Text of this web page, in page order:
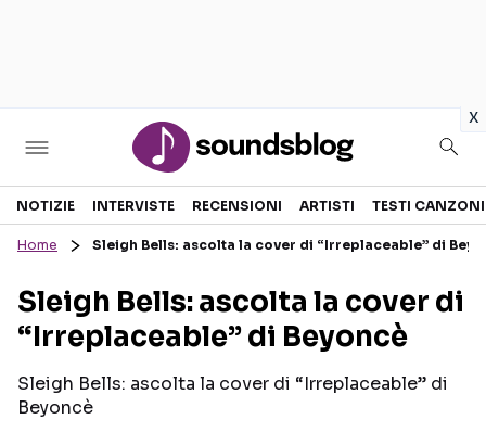
x
Sezioni
RECENSIONI MUSICALI
INTERVISTE
GOSSIP E CURIOSITÀ
TESTI CANZONI
TOUR ED EVENTI
TALENT SHOW
NOTIZIE INTERVISTE RECENSIONI ARTISTI TESTI CANZONI
Home Sleigh Bells: ascolta la cover di “Irreplaceable” di
Sleigh Bells: ascolta la cover di
“Irreplaceable” di Beyoncè
Sleigh Bells: ascolta la cover di “Irreplaceable” di
Beyoncè